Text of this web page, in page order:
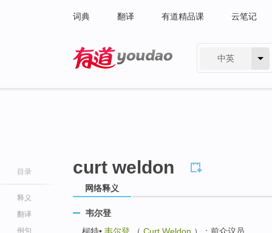
词典 翻译 有道精品课 云笔记
中英
目录
释义
翻译
例句
curt weldon
网络释义
韦尔登